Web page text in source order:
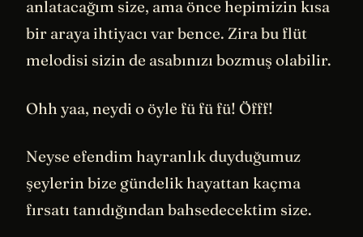
anlatacağım size, ama önce hepimizin kısa
bir araya ihtiyacı var bence. Zira bu flüt
melodisi sizin de asabınızı bozmuş olabilir.
Ohh yaa, neydi o öyle fü fü fü! Öfff!
Neyse efendim hayranlık duyduğumuz
şeylerin bize gündelik hayattan kaçma
fırsatı tanıdığından bahsedecektim size.